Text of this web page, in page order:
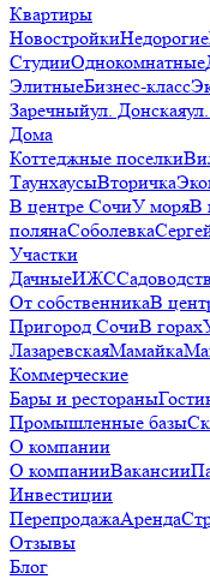
Квартиры
НовостройкиНедорогие
СтудииОднокомнатные
ЭлитныеБизнес-класс
Заречныйул. Донская
Дома
Коттеджные поселки
ТаунхаусыВторичка
В центре СочиУ моряВ
полянаСоболевка
Участки
ДачныеИЖС
От собственникаВ
Пригород СочиВ горах
ЛазаревскаяМамайка
Коммерческие
Бары и рестораны
Промышленные базы
О компании
О компанииВакансии
Инвестиции
ПерепродажаАренда
Отзывы
Блог